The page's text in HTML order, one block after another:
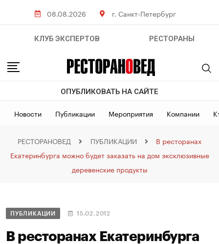
08.08.2026 г. Санкт-Петербург
КЛУБ ЭКСПЕРТОВ РЕСТОРАНЫ
ОПУБЛИКОВАТЬ НА САЙТЕ
Новости Публикации Мероприятия Компании
РЕСТОРАНОВЕД ПУБЛИКАЦИИ
В ресторанах
Екатеринбурга можно будет заказать на дом эксклюзивные
деревенские продукты
ПУБЛИКАЦИИ 15.02.2012
В ресторанах Екатеринбурга